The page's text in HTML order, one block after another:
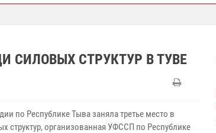
СИЛОВЫХ СТРУКТУР В ТУВЕ
по Республике Тыва заняла третье место в
структур, организованная УФССП по Республике